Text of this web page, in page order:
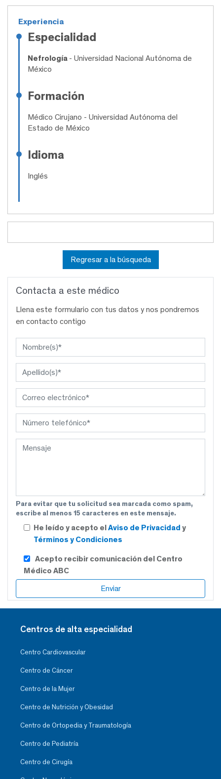
Experiencia
Especialidad
Nefrología - Universidad Nacional Autónoma de
México
Formación
Médico Cirujano - Universidad Autónoma del
Estado de México
Idioma
Inglés
Regresar a la búsqueda
Contacta a este médico
Llena este formulario con tus datos y nos pondremos
en contacto contigo
Para evitar que tu solicitud sea marcada como spam,
escribe al menos 15 caracteres en este mensaje.
He leído y acepto elAviso de Privacidad y
Términos y Condiciones
Acepto recibir comunicación del Centro
Médico ABC
Centros de alta especialidad
Centro Cardiovascular
Centro de Cáncer
Centro de la Mujer
Centro de Nutrición y Obesidad
Centro de Ortopedia y Traumatología
Centro de Pediatría
Centro de Cirugía